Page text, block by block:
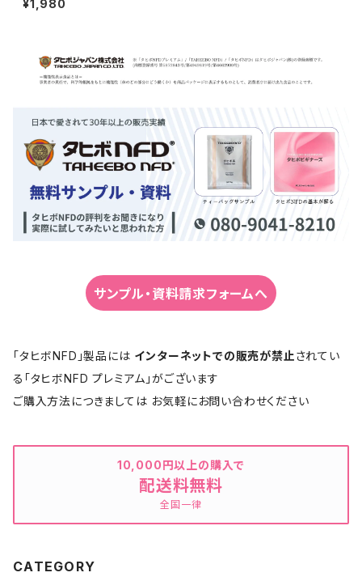
¥1,980
サンプル・資料請求フォームへ
「タヒボNFD」製品には インターネットでの販売が禁止されてい
る「タヒボNFD プレミアム」がございます
ご購入方法につきましては お気軽にお問い合わせください
10,000円以上の購入で
配送料無料
全国一律
CATEGORY